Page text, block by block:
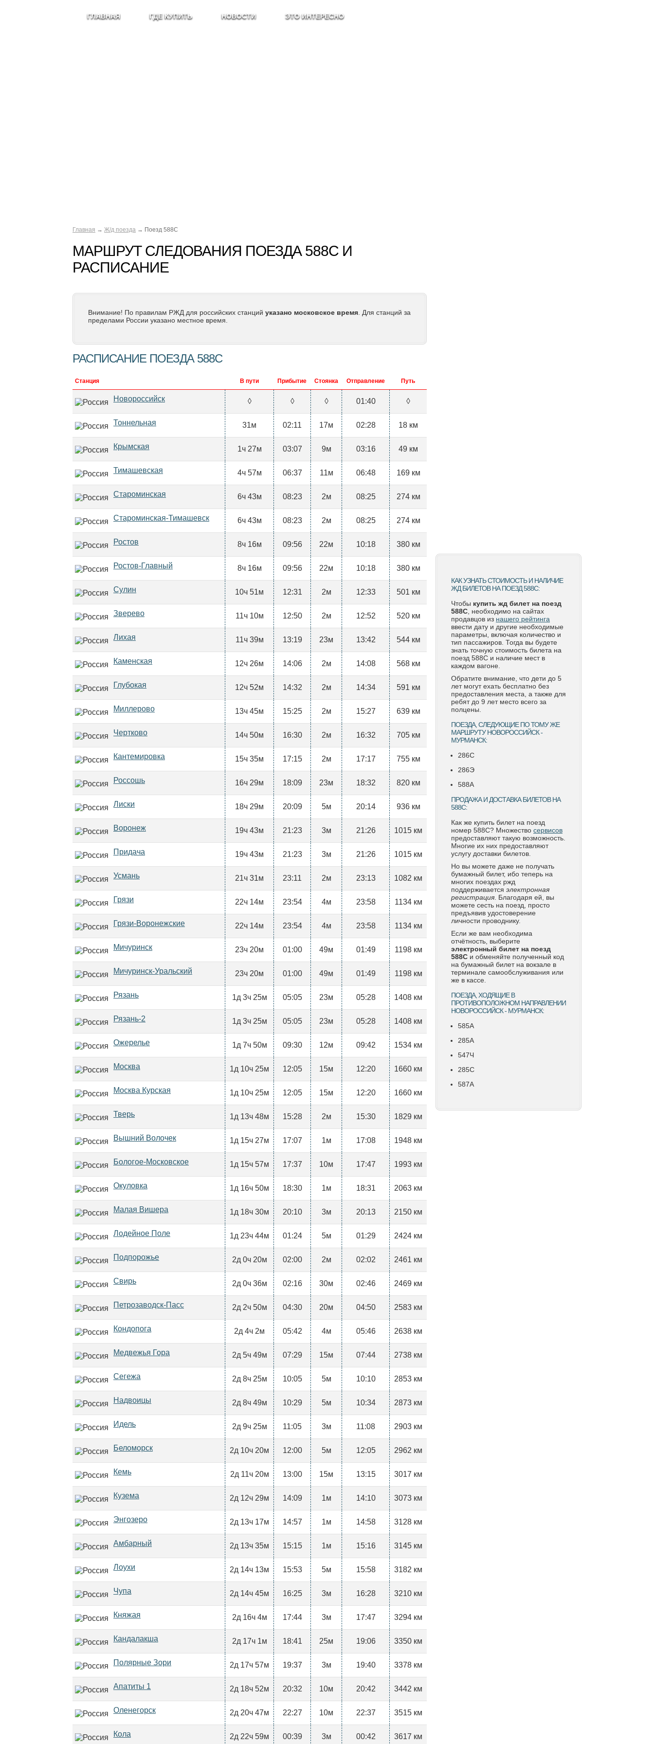
ГЛАВНАЯ ГДЕ КУПИТЬ НОВОСТИ ЭТО ИНТЕРЕСНО
Главная → Ж/д поезда → Поезд 588С
МАРШРУТ СЛЕДОВАНИЯ ПОЕЗДА 588С И
РАСПИСАНИЕ
Внимание! По правилам РЖД для российских станций указано московское время . Для станций за
пределами России указано местное время.
РАСПИСАНИЕ ПОЕЗДА 588С
Станция В пути Прибытие Стоянка Отправление Путь
Новороссийск ◊ ◊ ◊ 01:40 ◊
Тоннельная 31м 02:11 17м 02:28 18 км
Крымская 1ч 27м 03:07 9м 03:16 49 км
Тимашевская 4ч 57м 06:37 11м 06:48 169 км
Староминская 6ч 43м 08:23 2м 08:25 274 км
Староминская-Тимашевск 6ч 43м 08:23 2м 08:25 274 км
Ростов 8ч 16м 09:56 22м 10:18 380 км
Ростов-Главный 8ч 16м 09:56 22м 10:18 380 км
Сулин 10ч 51м 12:31 2м 12:33 501 км
Зверево 11ч 10м 12:50 2м 12:52 520 км
Лихая 11ч 39м 13:19 23м 13:42 544 км
Каменская 12ч 26м 14:06 2м 14:08 568 км
Глубокая 12ч 52м 14:32 2м 14:34 591 км
Миллерово 13ч 45м 15:25 2м 15:27 639 км
Чертково 14ч 50м 16:30 2м 16:32 705 км
Кантемировка 15ч 35м 17:15 2м 17:17 755 км
Россошь 16ч 29м 18:09 23м 18:32 820 км
Лиски 18ч 29м 20:09 5м 20:14 936 км
Воронеж 19ч 43м 21:23 3м 21:26 1015 км
Придача 19ч 43м 21:23 3м 21:26 1015 км
Усмань 21ч 31м 23:11 2м 23:13 1082 км
Грязи 22ч 14м 23:54 4м 23:58 1134 км
Грязи-Воронежские 22ч 14м 23:54 4м 23:58 1134 км
Мичуринск 23ч 20м 01:00 49м 01:49 1198 км
Мичуринск-Уральский 23ч 20м 01:00 49м 01:49 1198 км
Рязань 1д 3ч 25м 05:05 23м 05:28 1408 км
Рязань-2 1д 3ч 25м 05:05 23м 05:28 1408 км
Ожерелье 1д 7ч 50м 09:30 12м 09:42 1534 км
Москва 1д 10ч 25м 12:05 15м 12:20 1660 км
Москва Курская 1д 10ч 25м 12:05 15м 12:20 1660 км
Тверь 1д 13ч 48м 15:28 2м 15:30 1829 км
Вышний Волочек 1д 15ч 27м 17:07 1м 17:08 1948 км
Бологое-Московское 1д 15ч 57м 17:37 10м 17:47 1993 км
Окуловка 1д 16ч 50м 18:30 1м 18:31 2063 км
Малая Вишера 1д 18ч 30м 20:10 3м 20:13 2150 км
Лодейное Поле 1д 23ч 44м 01:24 5м 01:29 2424 км
Подпорожье 2д 0ч 20м 02:00 2м 02:02 2461 км
Свирь 2д 0ч 36м 02:16 30м 02:46 2469 км
Петрозаводск-Пасс 2д 2ч 50м 04:30 20м 04:50 2583 км
Кондопога 2д 4ч 2м 05:42 4м 05:46 2638 км
Медвежья Гора 2д 5ч 49м 07:29 15м 07:44 2738 км
Сегежа 2д 8ч 25м 10:05 5м 10:10 2853 км
Надвоицы 2д 8ч 49м 10:29 5м 10:34 2873 км
Идель 2д 9ч 25м 11:05 3м 11:08 2903 км
Беломорск 2д 10ч 20м 12:00 5м 12:05 2962 км
Кемь 2д 11ч 20м 13:00 15м 13:15 3017 км
Кузема 2д 12ч 29м 14:09 1м 14:10 3073 км
Энгозеро 2д 13ч 17м 14:57 1м 14:58 3128 км
Амбарный 2д 13ч 35м 15:15 1м 15:16 3145 км
Лоухи 2д 14ч 13м 15:53 5м 15:58 3182 км
Чупа 2д 14ч 45м 16:25 3м 16:28 3210 км
Княжая 2д 16ч 4м 17:44 3м 17:47 3294 км
Кандалакша 2д 17ч 1м 18:41 25м 19:06 3350 км
Полярные Зори 2д 17ч 57м 19:37 3м 19:40 3378 км
Апатиты 1 2д 18ч 52м 20:32 10м 20:42 3442 км
Оленегорск 2д 20ч 47м 22:27 10м 22:37 3515 км
Кола 2д 22ч 59м 00:39 3м 00:42 3617 км
КАК УЗНАТЬ СТОИМОСТЬ И НАЛИЧИЕ
ЖД БИЛЕТОВ НА ПОЕЗД 588С:
Чтобы купить жд билет на поезд
588С , необходимо на сайтах
продавцов из нашего рейтинга
ввести дату и другие необходимые
параметры, включая количество и
тип пассажиров. Тогда вы будете
знать точную стоимость билета на
поезд 588С и наличие мест в
каждом вагоне.
Обратите внимание, что дети до 5
лет могут ехать бесплатно без
предоставления места, а также для
ребят до 9 лет место всего за
полцены.
ПОЕЗДА, СЛЕДУЮЩИЕ ПО ТОМУ ЖЕ
МАРШРУТУ НОВОРОССИЙСК -
МУРМАНСК:
286С
286Э
588А
ПРОДАЖА И ДОСТАВКА БИЛЕТОВ НА
588С:
Как же купить билет на поезд
номер 588С? Множество сервисов
предоставляют такую возможность.
Многие их них предоставляют
услугу доставки билетов.
Но вы можете даже не получать
бумажный билет, ибо теперь на
многих поездах ржд
поддерживается электронная
регистрация . Благодаря ей, вы
можете сесть на поезд, просто
предъявив удостоверение
личности проводнику.
Если же вам необходима
отчётность, выберите
электронный билет на поезд
588С и обменяйте полученный код
на бумажный билет на вокзале в
терминале самообслуживания или
же в кассе.
ПОЕЗДА, ХОДЯЩИЕ В
ПРОТИВОПОЛОЖНОМ НАПРАВЛЕНИИ
НОВОРОССИЙСК - МУРМАНСК:
585А
285А
547Ч
285С
587А